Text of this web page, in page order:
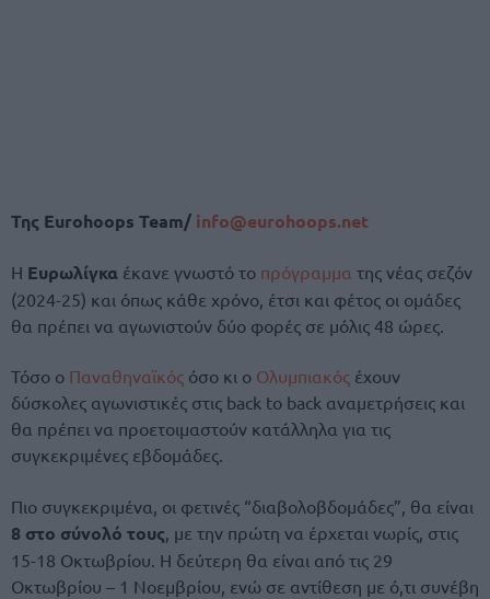
Της Eurohoops Team/ info@eurohoops.net
Η Ευρωλίγκα έκανε γνωστό το πρόγραμμα της νέας σεζόν
(2024-25) και όπως κάθε χρόνο, έτσι και φέτος οι ομάδες
θα πρέπει να αγωνιστούν δύο φορές σε μόλις 48 ώρες.
Τόσο ο Παναθηναϊκός όσο κι ο Ολυμπιακός έχουν
δύσκολες αγωνιστικές στις back to back αναμετρήσεις και
θα πρέπει να προετοιμαστούν κατάλληλα για τις
συγκεκριμένες εβδομάδες.
Πιο συγκεκριμένα, οι φετινές “διαβολοβδομάδες”, θα είναι
8 στο σύνολό τους , με την πρώτη να έρχεται νωρίς, στις
15-18 Οκτωβρίου. Η δεύτερη θα είναι από τις 29
Οκτωβρίου – 1 Νοεμβρίου, ενώ σε αντίθεση με ό,τι συνέβη